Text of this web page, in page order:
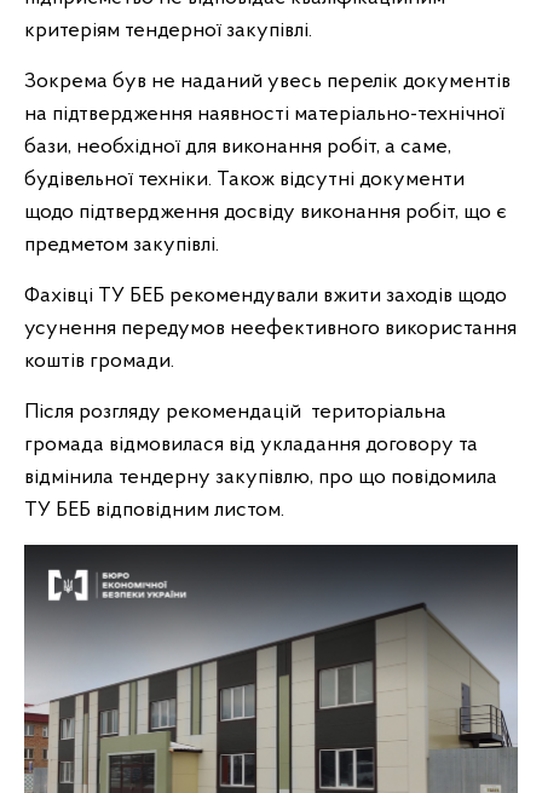
критеріям тендерної закупівлі.
Зокрема був не наданий увесь перелік документів
на підтвердження наявності матеріально-технічної
бази, необхідної для виконання робіт, а саме,
будівельної техніки. Також відсутні документи
щодо підтвердження досвіду виконання робіт, що є
предметом закупівлі.
Фахівці ТУ БЕБ рекомендували вжити заходів щодо
усунення передумов неефективного використання
коштів громади.
Після розгляду рекомендацій територіальна
громада відмовилася від укладання договору та
відмінила тендерну закупівлю, про що повідомила
ТУ БЕБ відповідним листом.